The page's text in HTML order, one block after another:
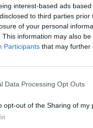
interest-based ads
to third parties
of your personal
This information may also
Participants that may further
Data Processing Opt Outs
opt-out of the Sharing of my
του συντηρητικού
οποία πριν τον γνωρίσει
ήταν
– Αυτό θα έκανε
Κερκ, Έρικα, δήλωσε